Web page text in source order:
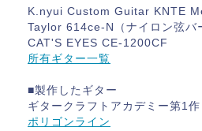
K.nyui Custom Guitar KNTE
Taylor 614ce-N（ナイロン弦バ
CAT'S EYES CE-1200CF
所有ギター一覧
■製作したギター
ギタークラフトアカデミー第1作
ポリゴンライン